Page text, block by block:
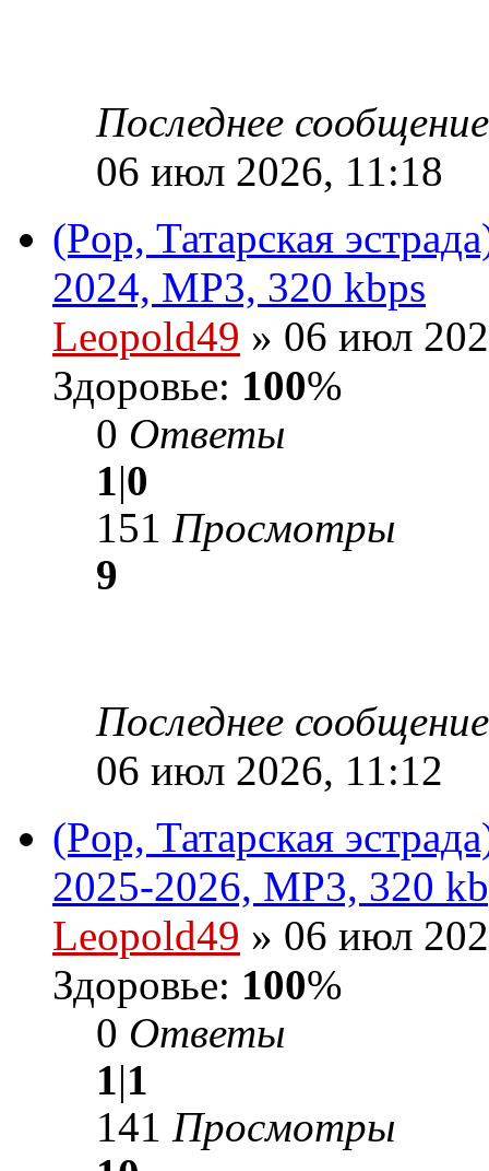
Последнее
06 июл 2026, 11:18
(Pop, Татарская
2024, MP3, 320 kbps
Leopold49 » 06 июл
Здоровье: 100%
0 Ответы
1|0
151 Просмотры
9
Последнее
06 июл 2026, 11:12
(Pop, Татарская
2025-2026, MP3, 320
Leopold49 » 06 июл
Здоровье: 100%
0 Ответы
1|1
141 Просмотры